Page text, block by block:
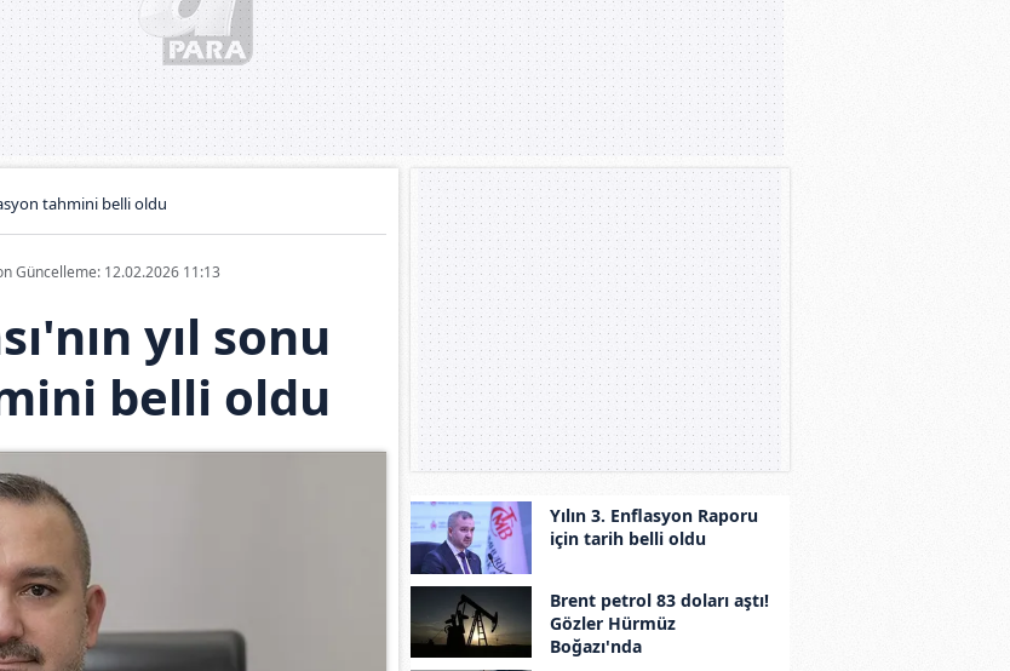
tahmini belli oldu
Güncelleme: 12.02.2026 11:13
yıl sonu
belli oldu
Yılın 3. Enflasyon Raporu
için tarih belli oldu
Brent petrol 83 doları aştı!
Gözler Hürmüz
Boğazı'nda